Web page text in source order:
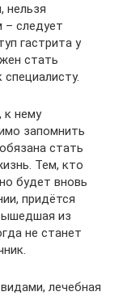
нельзя
– следует
гастрита у
стать
к нему
запомнить
стать
Тем, кто
будет вновь
придётся
из
не станет
лечебная